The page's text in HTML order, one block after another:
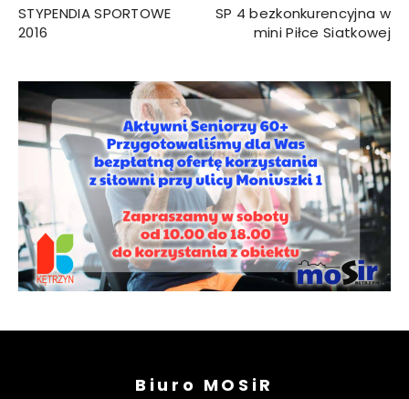
STYPENDIA SPORTOWE
2016
SP 4 bezkonkurencyjna w
mini Piłce Siatkowej
Biuro MOSiR